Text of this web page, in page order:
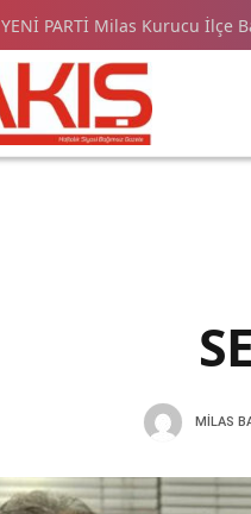
YENİ PARTİ Milas Kurucu İlçe
MILAS